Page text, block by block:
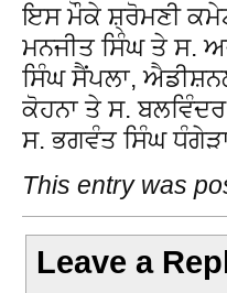
ਇਸ ਮੌਕੇ ਸ਼੍ਰੋਮਣੀ
ਮਨਜੀਤ ਸਿੰਘ ਤੇ ਸ.
ਸਿੰਘ ਸੈਂਪਲਾ,
ਕੋਹਨਾ ਤੇ ਸ.
ਸ. ਭਗਵੰਤ ਸਿੰਘ
This entry was
Leave a